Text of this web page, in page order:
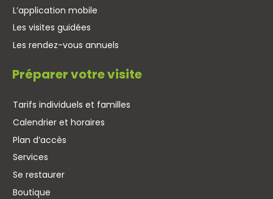
L’application mobile
Les visites guidées
Les rendez-vous annuels
Préparer votre visite
Tarifs individuels et familles
Calendrier et horaires
Plan d’accès
Services
Se restaurer
Boutique